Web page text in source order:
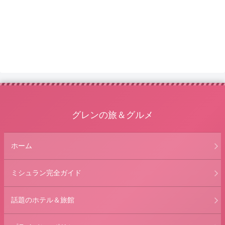
グレンの旅＆グルメ
ホーム
ミシュラン完全ガイド
話題のホテル＆旅館